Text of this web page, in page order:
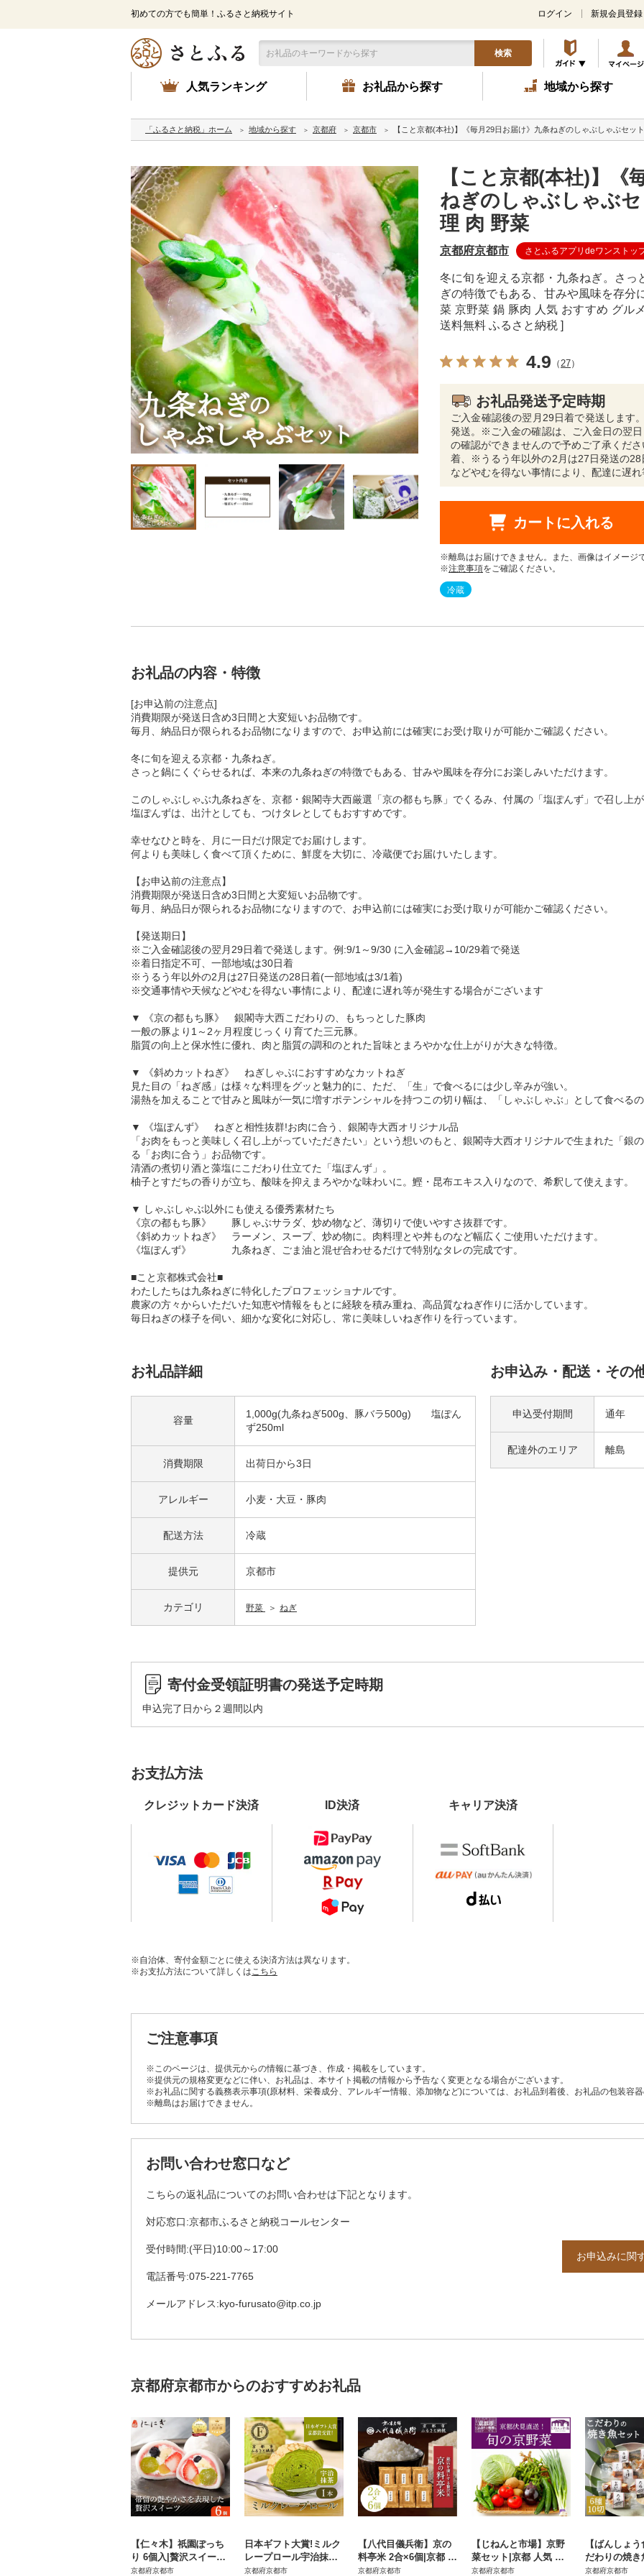
初めての方でも簡単！ふるさと納税サイト ログイン 新規会員登録
検索
人気ランキング お礼品から探す 地域から探す
「ふるさと納税」ホーム 地域から探す 京都府 京都市 【こと京都(本社)】《毎月29日お届け》九条ねぎのしゃぶしゃぶセッ
【こと京都(本社)】《
ねぎのしゃぶしゃぶ
理 肉 野菜
京都府京都市 さとふるアプリdeワンストッ
冬に旬を迎える京都・九条ねぎ。さ
ぎの特徴でもある、甘みや風味を存分
菜 京野菜 鍋 豚肉 人気 おすすめ グル
送料無料 ふるさと納税 ]
4.9 （27）
お礼品発送予定時期
ご入金確認後の翌月29日着で発送しま
発送。※ご入金の確認は、ご入金日の翌
の確認ができませんので予めご了承くだ
着、※うるう年以外の2月は27日発送の
などやむを得ない事情により、配達に遅
カートに入れる
※離島はお届けできません。また、画像はイメージ
※注意事項をご確認ください。
冷蔵
お礼品の内容・特徴
[お申込前の注意点]
消費期限が発送日含め3日間と大変短いお品物です。
毎月、納品日が限られるお品物になりますので、お申込前には確実にお受け取りが可能かご確認ください。
冬に旬を迎える京都・九条ねぎ。
さっと鍋にくぐらせるれば、本来の九条ねぎの特徴でもある、甘みや風味を存分にお楽しみいただけます。
このしゃぶしゃぶ九条ねぎを、京都・銀閣寺大西厳選「京の都もち豚」でくるみ、付属の「塩ぽんず」で召し上
塩ぽんずは、出汁としても、つけタレとしてもおすすめです。
幸せなひと時を、月に一日だけ限定でお届けします。
何よりも美味しく食べて頂くために、鮮度を大切に、冷蔵便でお届けいたします。
【お申込前の注意点】
消費期限が発送日含め3日間と大変短いお品物です。
毎月、納品日が限られるお品物になりますので、お申込前には確実にお受け取りが可能かご確認ください。
【発送期日】
※ご入金確認後の翌月29日着で発送します。例:9/1～9/30 に入金確認→10/29着で発送
※着日指定不可、一部地域は30日着
※うるう年以外の2月は27日発送の28日着(一部地域は3/1着)
※交通事情や天候などやむを得ない事情により、配達に遅れ等が発生する場合がございます
▼ 《京の都もち豚》 銀閣寺大西こだわりの、もちっとした豚肉
一般の豚より1～2ヶ月程度じっくり育てた三元豚。
脂質の向上と保水性に優れ、肉と脂質の調和のとれた旨味とまろやかな仕上がりが大きな特徴。
▼ 《斜めカットねぎ》 ねぎしゃぶにおすすめなカットねぎ
見た目の「ねぎ感」は様々な料理をグッと魅力的に、ただ、「生」で食べるには少し辛みが強い。
湯熱を加えることで甘みと風味が一気に増すポテンシャルを持つこの切り幅は、「しゃぶしゃぶ」として食べる
▼ 《塩ぽんず》 ねぎと相性抜群!お肉に合う、銀閣寺大西オリジナル品
「お肉をもっと美味しく召し上がっていただきたい」という想いのもと、銀閣寺大西オリジナルで生まれた「銀
る「お肉に合う」お品物です。
清酒の煮切り酒と藻塩にこだわり仕立てた「塩ぽんず」。
柚子とすだちの香りが立ち、酸味を抑えまろやかな味わいに。鰹・昆布エキス入りなので、希釈して使えます。
▼ しゃぶしゃぶ以外にも使える優秀素材たち
《京の都もち豚》 豚しゃぶサラダ、炒め物など、薄切りで使いやすさ抜群です。
《斜めカットねぎ》 ラーメン、スープ、炒め物に。肉料理とや丼ものなど幅広くご使用いただけます。
《塩ぽんず》 九条ねぎ、ごま油と混ぜ合わせるだけで特別なタレの完成です。
■こと京都株式会社■
わたしたちは九条ねぎに特化したプロフェッショナルです。
農家の方々からいただいた知恵や情報をもとに経験を積み重ね、高品質なねぎ作りに活かしています。
毎日ねぎの様子を伺い、細かな変化に対応し、常に美味しいねぎ作りを行っています。
お礼品詳細
容量
1,000g(九条ねぎ500g、豚バラ500g) 塩ぽん
ず250ml
消費期限 出荷日から3日
アレルギー 小麦・大豆・豚肉
配送方法 冷蔵
提供元 京都市
カテゴリ 野菜 ねぎ
お申込み・配送・その
申込受付期間 通年
配達外のエリア 離島
寄付金受領証明書の発送予定時期
申込完了日から２週間以内
お支払方法
クレジットカード決済 ID決済 キャリア決済
※自治体、寄付金額ごとに使える決済方法は異なります。
※お支払方法について詳しくはこちら
ご注意事項
※このページは、提供元からの情報に基づき、作成・掲載をしています。
※提供元の規格変更などに伴い、お礼品は、本サイト掲載の情報から予告なく変更となる場合がございます。
※お礼品に関する義務表示事項(原材料、栄養成分、アレルギー情報、添加物など)については、お礼品到着後、お礼品の包装容
※離島はお届けできません。
お問い合わせ窓口など
こちらの返礼品についてのお問い合わせは下記となります。
対応窓口:京都市ふるさと納税コールセンター
受付時間:(平日)10:00～17:00
電話番号:075-221-7765
メールアドレス:kyo-furusato@itp.co.jp
お申込みに関
京都府京都市からのおすすめお礼品
【仁々木】祇園ぽっち
り 6個入|贅沢スイーツ
ご褒美スイーツ 人気ス
京都府京都市
日本ギフト大賞!ミルク
レープロール宇治抹茶|
人気スイーツブランド
京都府京都市
【八代目儀兵衛】京の
料亭米 2合×6個|京都 米
料亭 人気セット 五ツ星
京都府京都市
【じねんと市場】京野
菜セット|京都 人気 野
菜 新鮮 おすすめ
京都府京都市
【ばんしょ
だわりの焼き
(6種10切れ)|
京都府京都市